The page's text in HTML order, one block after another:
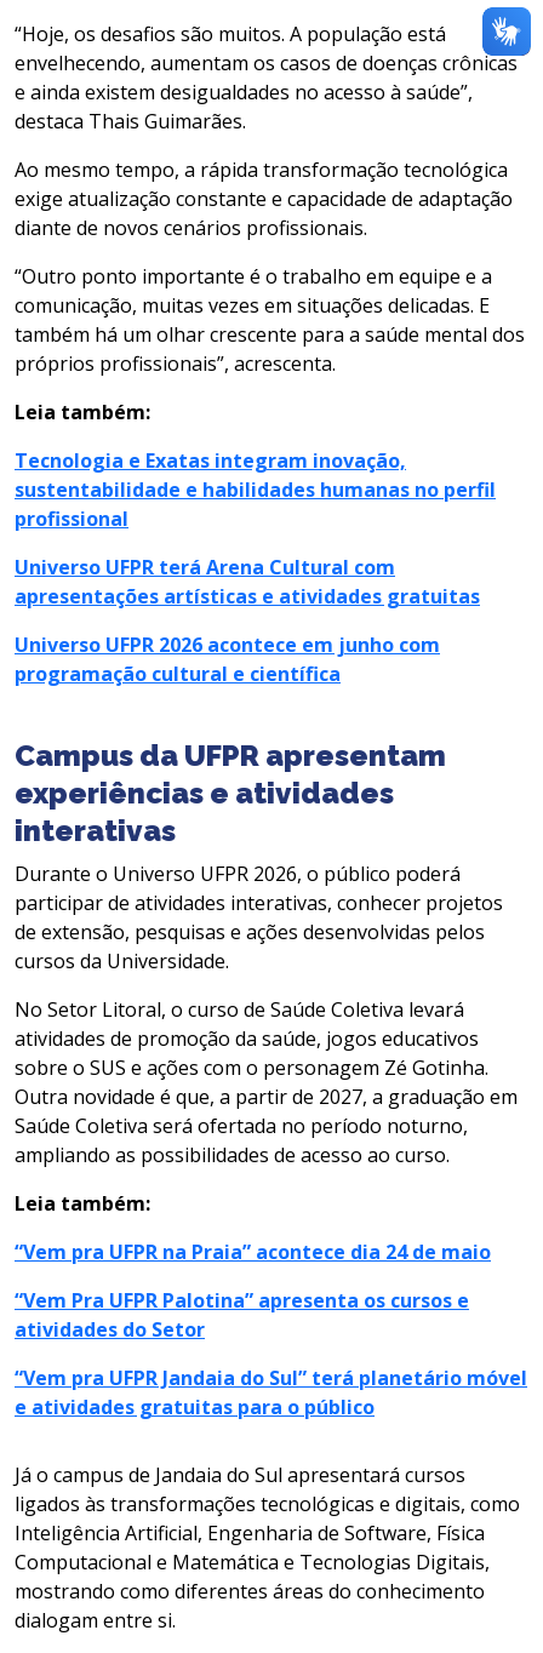
“Hoje, os desafios são muitos. A população está
envelhecendo, aumentam os casos de doenças crônicas
e ainda existem desigualdades no acesso à saúde”,
destaca Thais Guimarães.
Ao mesmo tempo, a rápida transformação tecnológica
exige atualização constante e capacidade de adaptação
diante de novos cenários profissionais.
“Outro ponto importante é o trabalho em equipe e a
comunicação, muitas vezes em situações delicadas. E
também há um olhar crescente para a saúde mental dos
próprios profissionais”, acrescenta.
Leia também:
Tecnologia e Exatas integram inovação,
sustentabilidade e habilidades humanas no perfil
profissional
Universo UFPR terá Arena Cultural com
apresentações artísticas e atividades gratuitas
Universo UFPR 2026 acontece em junho com
programação cultural e científica
Campus da UFPR apresentam
experiências e atividades
interativas
Durante o Universo UFPR 2026, o público poderá
participar de atividades interativas, conhecer projetos
de extensão, pesquisas e ações desenvolvidas pelos
cursos da Universidade.
No Setor Litoral, o curso de Saúde Coletiva levará
atividades de promoção da saúde, jogos educativos
sobre o SUS e ações com o personagem Zé Gotinha.
Outra novidade é que, a partir de 2027, a graduação em
Saúde Coletiva será ofertada no período noturno,
ampliando as possibilidades de acesso ao curso.
Leia também:
“Vem pra UFPR na Praia” acontece dia 24 de maio
“Vem Pra UFPR Palotina” apresenta os cursos e
atividades do Setor
“Vem pra UFPR Jandaia do Sul” terá planetário móvel
e atividades gratuitas para o público
Já o campus de Jandaia do Sul apresentará cursos
ligados às transformações tecnológicas e digitais, como
Inteligência Artificial, Engenharia de Software, Física
Computacional e Matemática e Tecnologias Digitais,
mostrando como diferentes áreas do conhecimento
dialogam entre si.